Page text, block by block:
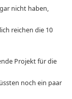
nicht haben,
reichen die 10
Projekt für die
noch ein paar